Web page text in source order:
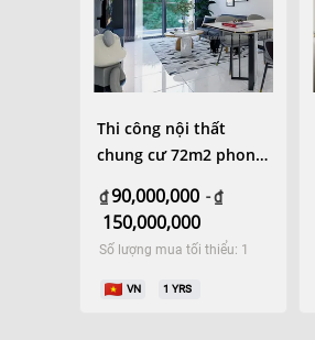
Thi công nội thất
chung cư 72m2 phong
₫90,000,000 -₫
150,000,000
Số lượng mua tối thiểu: 1
VN 1 YRS